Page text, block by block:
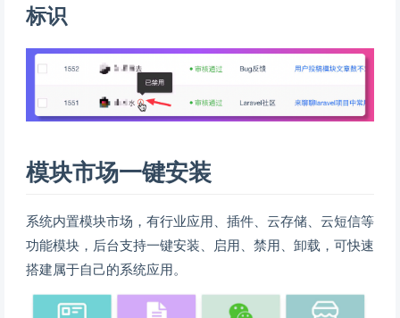
标识
模块市场一键安装
系统内置模块市场，有行业应用、插件、云存储、云短信等
功能模块，后台支持一键安装、启用、禁用、卸载，可快速
搭建属于自己的系统应用。